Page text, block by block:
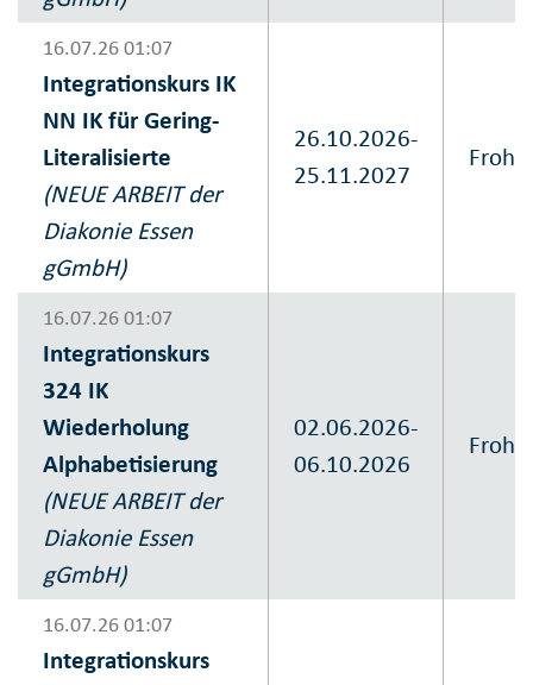
16.07.26 01:07
Integrationskurs IK
NN IK für Gering-
Literalisierte
(NEUE ARBEIT der
Diakonie Essen
gGmbH)
26.10.2026-
25.11.2027
16.07.26 01:07
Integrationskurs
324 IK
Wiederholung
Alphabetisierung
(NEUE ARBEIT der
Diakonie Essen
gGmbH)
02.06.2026-
06.10.2026
16.07.26 01:07
Integrationskurs